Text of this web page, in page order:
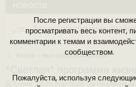
После регистрации вы
просматривать весь контент,
комментарии к темам и
сообществом.
Пожалуйста, используя
Иконки пользователя
Ваши собственные
Аналитика от Ассистента
Новая система рейтинга
Келия - персональный раздел
А
Келия
Д25 Апр 2026
ННедавняя